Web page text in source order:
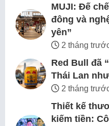
MUJI: Đế
đông và
yên”
2 tháng
Red Bull đã
Thái Lan
2 tháng
Thiết kế
kiếm tiền: